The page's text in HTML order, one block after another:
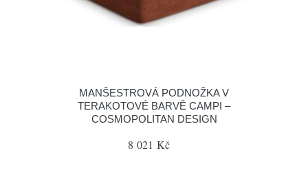
MANŠESTROVÁ PODNOŽKA V
TERAKOTOVÉ BARVĚ CAMPI –
COSMOPOLITAN DESIGN
8 021 Kč